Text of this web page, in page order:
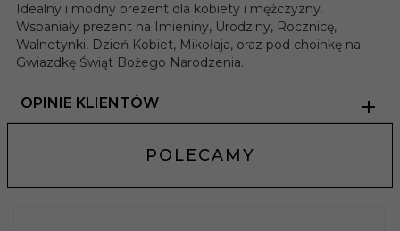
Idealny i modny prezent dla kobiety i mężczyzny.
Wspaniały prezent na Imieniny, Urodziny, Rocznicę,
Walnetynki, Dzień Kobiet, Mikołaja, oraz pod choinkę na
Gwiazdkę Świąt Bożego Narodzenia.
OPINIE KLIENTÓW
POLECAMY